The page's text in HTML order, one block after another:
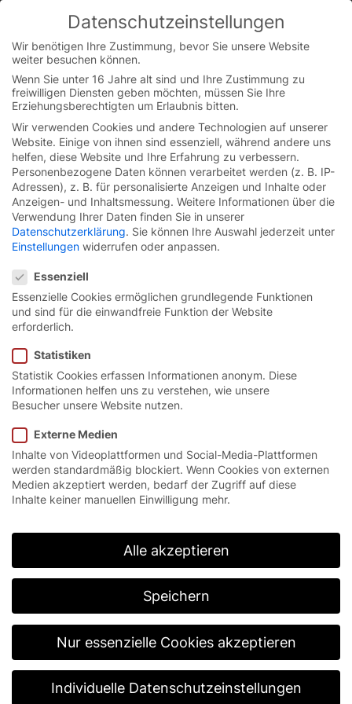
You are currently on the German website.
Switch to the English version.
Skip
content
Essential-LineSerie S.
Startseite/Produkte/Essential-Line/Serie S – Essential-
Line
Industriequalität für den
perfekten Einstieg.
Die Essential-Line bietet den idealen Einstieg in die
Welt der EFAFLEX-Schnelllauftore. Ob Spiraltore mit
hochwertiger Spiraltechnik oder platzsparende
Niedrigsturztore – beide Varianten überzeugen
durch zuverlässige Technik, ruhigen Lauf und hohe
Funktionalität. Gegenüber klassischen Sektionaltoren
profitieren Sie von höheren
Öffnungsgeschwindigkeiten, mehr Effizienz und der
bewährten Qualität der EFAFLEX-Serie S.
Datenschutzeinstellungen
Wir benötigen Ihre Zustimmung, bevor Sie unsere Website
weiter besuchen können.
Wenn Sie unter 16 Jahre alt sind und Ihre Zustimmung zu
freiwilligen Diensten geben möchten, müssen Sie Ihre
Erziehungsberechtigten um Erlaubnis bitten.
Wir verwenden Cookies und andere Technologien auf unserer
Website. Einige von ihnen sind essenziell, während andere uns
helfen, diese Website und Ihre Erfahrung zu verbessern.
Personenbezogene Daten können verarbeitet werden (z. B. IP-
Adressen), z. B. für personalisierte Anzeigen und Inhalte oder
Anzeigen- und Inhaltsmessung. Weitere Informationen über die
Verwendung Ihrer Daten finden Sie in unserer
Datenschutzerklärung. Sie können Ihre Auswahl jederzeit unter
Einstellungen widerrufen oder anpassen.
Essenziell
Essenzielle Cookies ermöglichen grundlegende Funktionen
und sind für die einwandfreie Funktion der Website
erforderlich.
Statistiken
Statistik Cookies erfassen Informationen anonym. Diese
Informationen helfen uns zu verstehen, wie unsere
Besucher unsere Website nutzen.
Externe Medien
Inhalte von Videoplattformen und Social-Media-Plattformen
werden standardmäßig blockiert. Wenn Cookies von externen
Medien akzeptiert werden, bedarf der Zugriff auf diese
Inhalte keiner manuellen Einwilligung mehr.
Alle akzeptieren
Speichern
Nur essenzielle Cookies akzeptieren
Individuelle Datenschutzeinstellungen